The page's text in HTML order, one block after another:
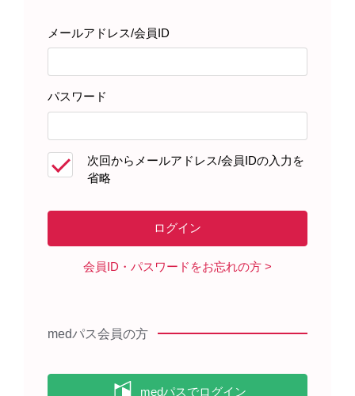
製品情報・安全性情報
メールアドレス/会員ID
パスワード
次回からメールアドレス/会員IDの入力を
省略
会員ID・パスワードをお忘れの方
medパス会員の方